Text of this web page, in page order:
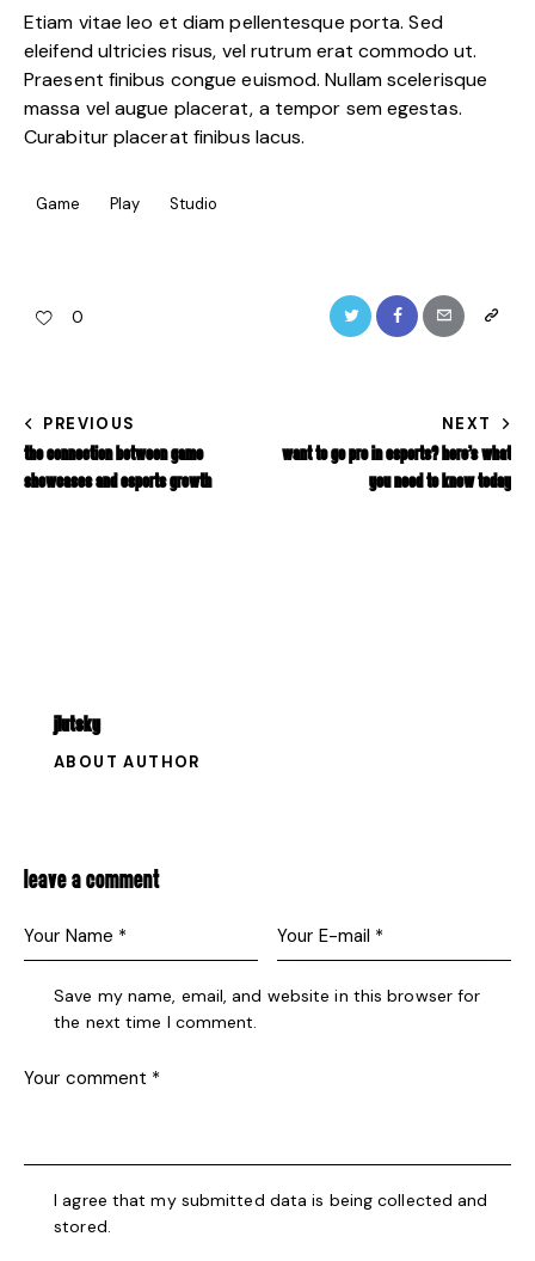
Etiam vitae leo et diam pellentesque porta. Sed
eleifend ultricies risus, vel rutrum erat commodo ut.
Praesent finibus congue euismod. Nullam scelerisque
massa vel augue placerat, a tempor sem egestas.
Curabitur placerat finibus lacus.
Game Play Studio
0
PREVIOUS
THE CONNECTION BETWEEN GAME
SHOWCASES AND ESPORTS GROWTH
NEXT
WANT TO GO PRO IN ESPORTS? HERE’S WHAT
YOU NEED TO KNOW TODAY
JLUTSKY
ABOUT AUTHOR
LEAVE A COMMENT
Save my name, email, and website in this browser for
the next time I comment.
I agree that my submitted data is being collected and
stored.